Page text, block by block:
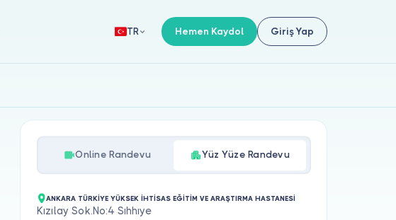
TR Hemen Kaydol Giriş Yap
Online Randevu Yüz Yüze Randevu
ANKARA TÜRKİYE YÜKSEK İHTİSAS EĞİTİM VE ARAŞTIRMA HASTANESİ
Kızılay Sok.No:4 Sıhhıye